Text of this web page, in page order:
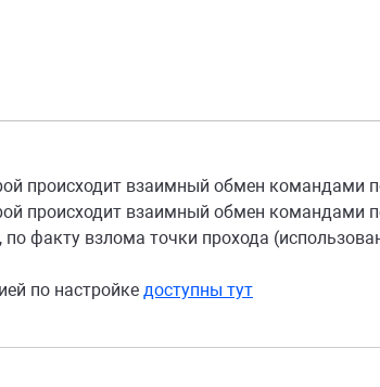
происходит взаимный обмен командами
происходит взаимный обмен
факту взлома точки прохода
по настройке доступны тут